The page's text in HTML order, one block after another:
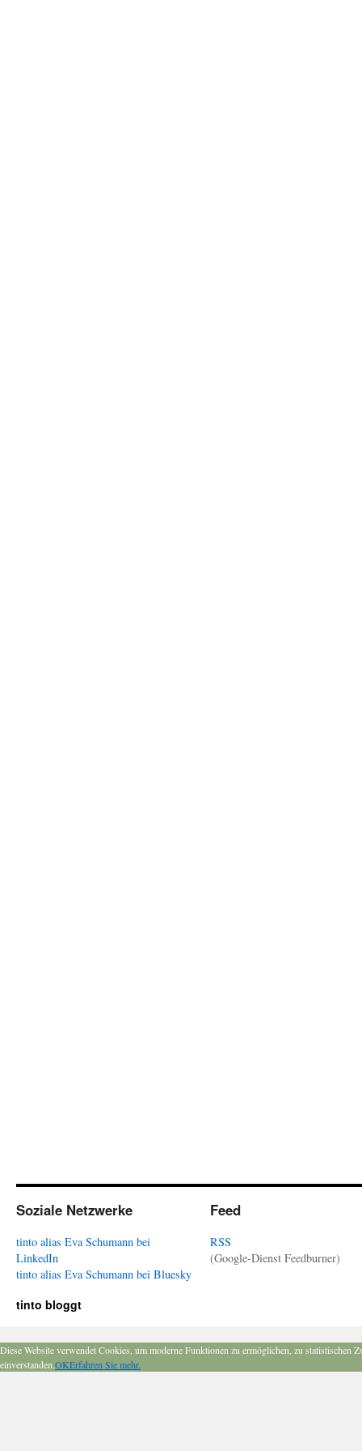
Soziale Netzwerke
tinto alias Eva Schumann bei
LinkedIn
tinto alias Eva Schumann bei Bluesky
Feed
RSS
(Google-Dienst Feedburner)
tinto bloggt
Diese Website verwendet Cookies, um moderne Funktionen zu ermöglichen, zu
einverstanden.OKErfahren Sie mehr.